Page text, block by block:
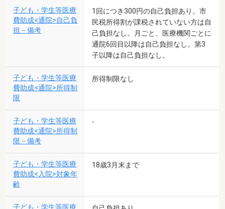
子ども・学生等医療
費助成<通院>自己負
担－備考
1回につき300円の自己負担あり。市
民税所得割が課税されていない方は自
己負担なし。月ごと、医療機関ごとに
通院6回目以降は自己負担なし。第3
子以降は自己負担なし。
子ども・学生等医療
費助成<通院>所得制
限
所得制限なし
子ども・学生等医療
費助成<通院>所得制
限－備考
-
子ども・学生等医療
費助成<入院>対象年
齢
18歳3月末まで
子ども・学生等医療